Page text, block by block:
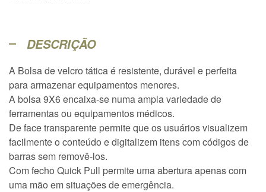
DESCRIÇÃO
A Bolsa de velcro tática é resistente, durável e perfeita
para armazenar equipamentos menores.
A bolsa 9X6 encaixa-se numa ampla variedade de
ferramentas ou equipamentos médicos.
De face transparente permite que os usuários visualizem
facilmente o conteúdo e digitalizem itens com códigos de
barras sem removê-los.
Com fecho Quick Pull permite uma abertura apenas com
uma mão em situações de emergência.